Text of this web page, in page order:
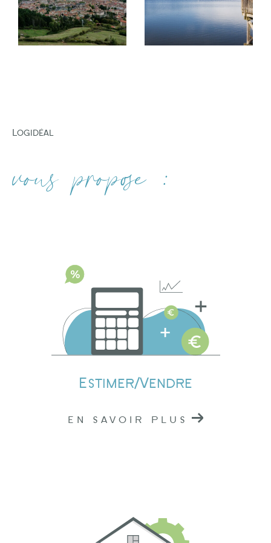
gestion locativeprofessionnelle.
Nous mettons également à votre disposition
Si vous recherchez à faire estimer votre bien
SUR-TURDINE. vous pouvez compter sur notre
Estimation immobilière à Tarare
Estimation immobilière à Lamure-sur-Azergues
Nos professionnels connaissent parfaitement le
marché local, ce qui nous permet de vous
votre bien. Que vous envisagiez de vendre ou
Amplepuis et Lamure-sur-
Logidéal
vous propose :
Estimer/Vendre
EN SAVOIR PLUS
FILTRER PAR